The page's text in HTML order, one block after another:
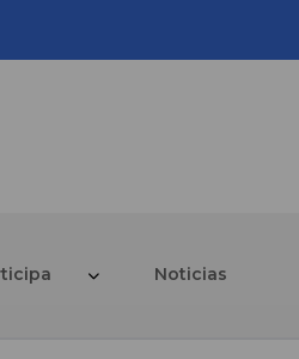
Noticias